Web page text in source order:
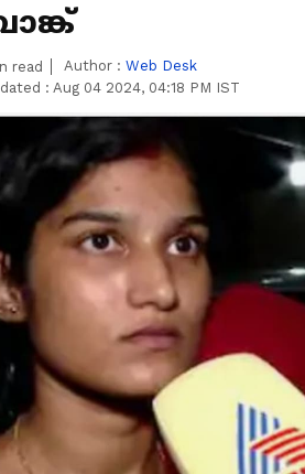
read Author : Web Desk
: Aug 04 2024, 04:18 PM IST